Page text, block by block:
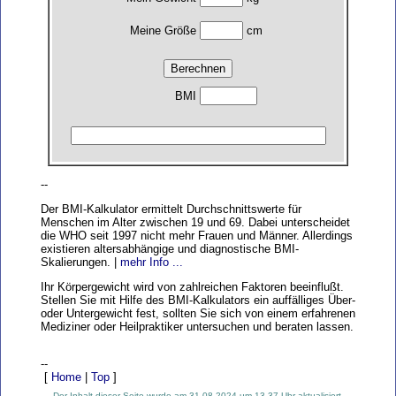
Meine Größe cm
BMI
--
Der BMI-Kalkulator ermittelt Durchschnittswerte für
Menschen im Alter zwischen 19 und 69. Dabei unterscheidet
die WHO seit 1997 nicht mehr Frauen und Männer. Allerdings
existieren altersabhängige und diagnostische BMI-
Skalierungen. | mehr Info ...
Ihr Körpergewicht wird von zahlreichen Faktoren beeinflußt.
Stellen Sie mit Hilfe des BMI-Kalkulators ein auffälliges Über-
oder Untergewicht fest, sollten Sie sich von einem erfahrenen
Mediziner oder Heilpraktiker untersuchen und beraten lassen.
--
[ Home Top ]